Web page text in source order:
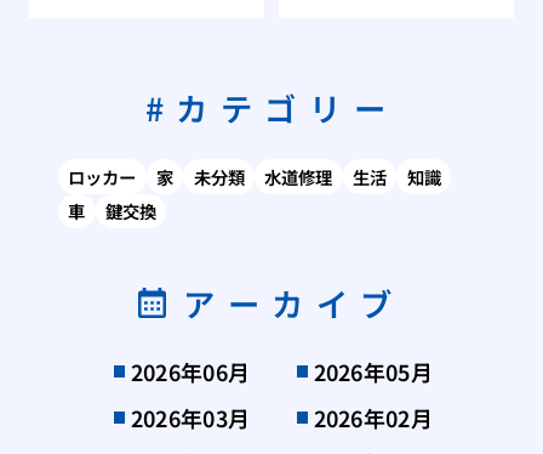
カテゴリー
ロッカー 家 未分類 水道修理 生活
知識
車
鍵交換
アーカイブ
2026年06月
2026年05月
2026年03月
2026年02月